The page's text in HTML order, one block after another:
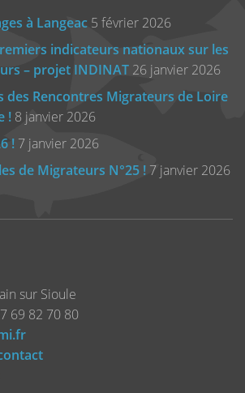
à Langeac 5 février 2026
indicateurs nationaux sur les
– projet INDINAT 26 janvier 2026
des Rencontres Migrateurs de Loire
! 8 janvier 2026
! 7 janvier 2026
de Migrateurs N°25 ! 7 janvier 2026
sur Sioule
69 82 70 80